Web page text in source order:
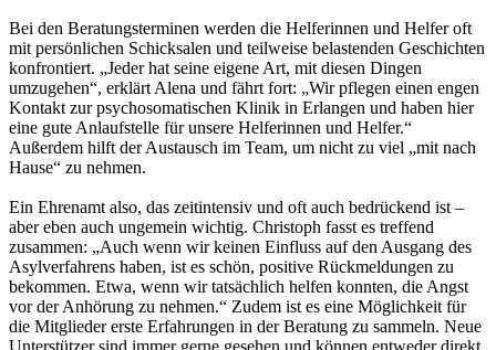
Bei den Beratungsterminen werden die Helferinnen und Helfer oft
mit persönlichen Schicksalen und teilweise belastenden Geschichten
konfrontiert. „Jeder hat seine eigene Art, mit diesen Dingen
umzugehen“, erklärt Alena und fährt fort: „Wir pflegen einen engen
Kontakt zur psychosomatischen Klinik in Erlangen und haben hier
eine gute Anlaufstelle für unsere Helferinnen und Helfer.“
Außerdem hilft der Austausch im Team, um nicht zu viel „mit nach
Hause“ zu nehmen.
Ein Ehrenamt also, das zeitintensiv und oft auch bedrückend ist –
aber eben auch ungemein wichtig. Christoph fasst es treffend
zusammen: „Auch wenn wir keinen Einfluss auf den Ausgang des
Asylverfahrens haben, ist es schön, positive Rückmeldungen zu
bekommen. Etwa, wenn wir tatsächlich helfen konnten, die Angst
vor der Anhörung zu nehmen.“ Zudem ist es eine Möglichkeit für
die Mitglieder erste Erfahrungen in der Beratung zu sammeln. Neue